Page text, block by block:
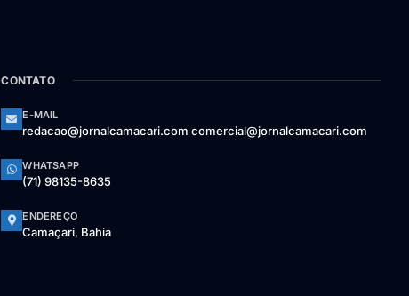
CONTATO
E-MAIL
redacao@jornalcamacari.com comercial@jornalcamacari.com
WHATSAPP
(71) 98135-8635
ENDEREÇO
Camaçari, Bahia